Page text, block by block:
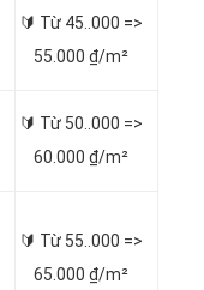
🔰 Từ 45..000 =>
55.000 ₫/m²
🔰 Từ 50..000 =>
60.000 ₫/m²
🔰 Từ 55..000 =>
65.000 ₫/m²